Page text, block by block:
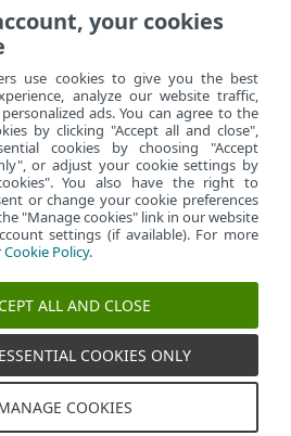
ESET> ESET PROTECT
de ESET
s
Administrar cookies
Política de cookies
your cookies
use cookies to give you the best
analyze our website traffic,
ads. You can agree to the
by clicking "Accept all and close",
cookies by choosing "Accept
or adjust your cookie settings by
You also have the right to
or change your cookie preferences
"Manage cookies" link in our website
settings (if available). For more
Cookie Policy.
ALL AND CLOSE
COOKIES ONLY
COOKIES